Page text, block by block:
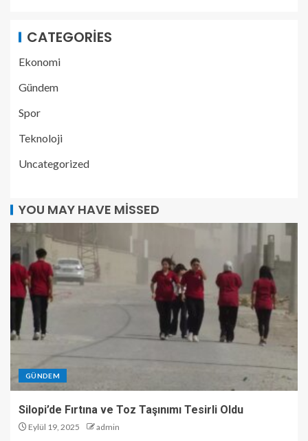
CATEGORIES
Ekonomi
Gündem
Spor
Teknoloji
Uncategorized
YOU MAY HAVE MISSED
GÜNDEM
Silopi’de Fırtına ve Toz Taşınımı Tesirli Oldu
Eylül 19, 2025 admin